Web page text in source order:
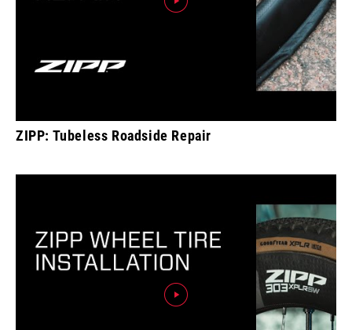
ZIPP: Tubeless Roadside Repair